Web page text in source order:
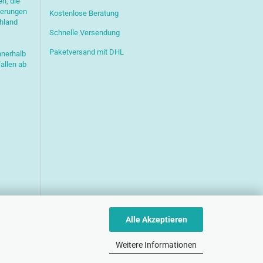
Alle Akzeptieren
Weitere Informationen
ab
Kostenlose Beratung
Schnelle Versendung
Paketversand mit DHL